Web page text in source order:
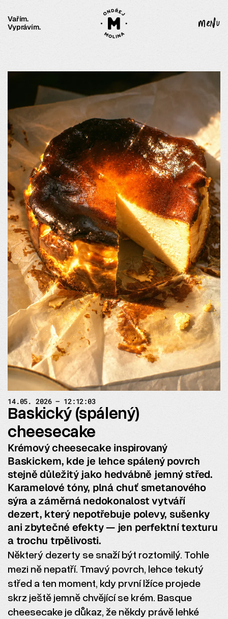
Vařím.
Vyprávím.
menu
Baskický (spálený)
cheesecake
Krémový cheesecake inspirovaný
Baskickem, kde je lehce spálený povrch
stejně důležitý jako hedvábně jemný střed.
Karamelové tóny, plná chuť smetanového
sýra a záměrná nedokonalost vytváří
dezert, který nepotřebuje polevy, sušenky
ani zbytečné efekty — jen perfektní texturu
a trochu trpělivosti.
Některý dezerty se snaží být roztomilý. Tohle
mezi ně nepatří. Tmavý povrch, lehce tekutý
střed a ten moment, kdy první lžíce projede
skrz ještě jemně chvějící se krém. Basque
cheesecake je důkaz, že někdy právě lehké
14.05. 2026 — 12:12:03